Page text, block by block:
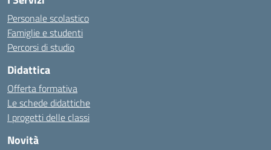
Personale scolastico
Famiglie e studenti
Percorsi di studio
Didattica
Offerta formativa
Le schede didattiche
I progetti delle classi
Novità